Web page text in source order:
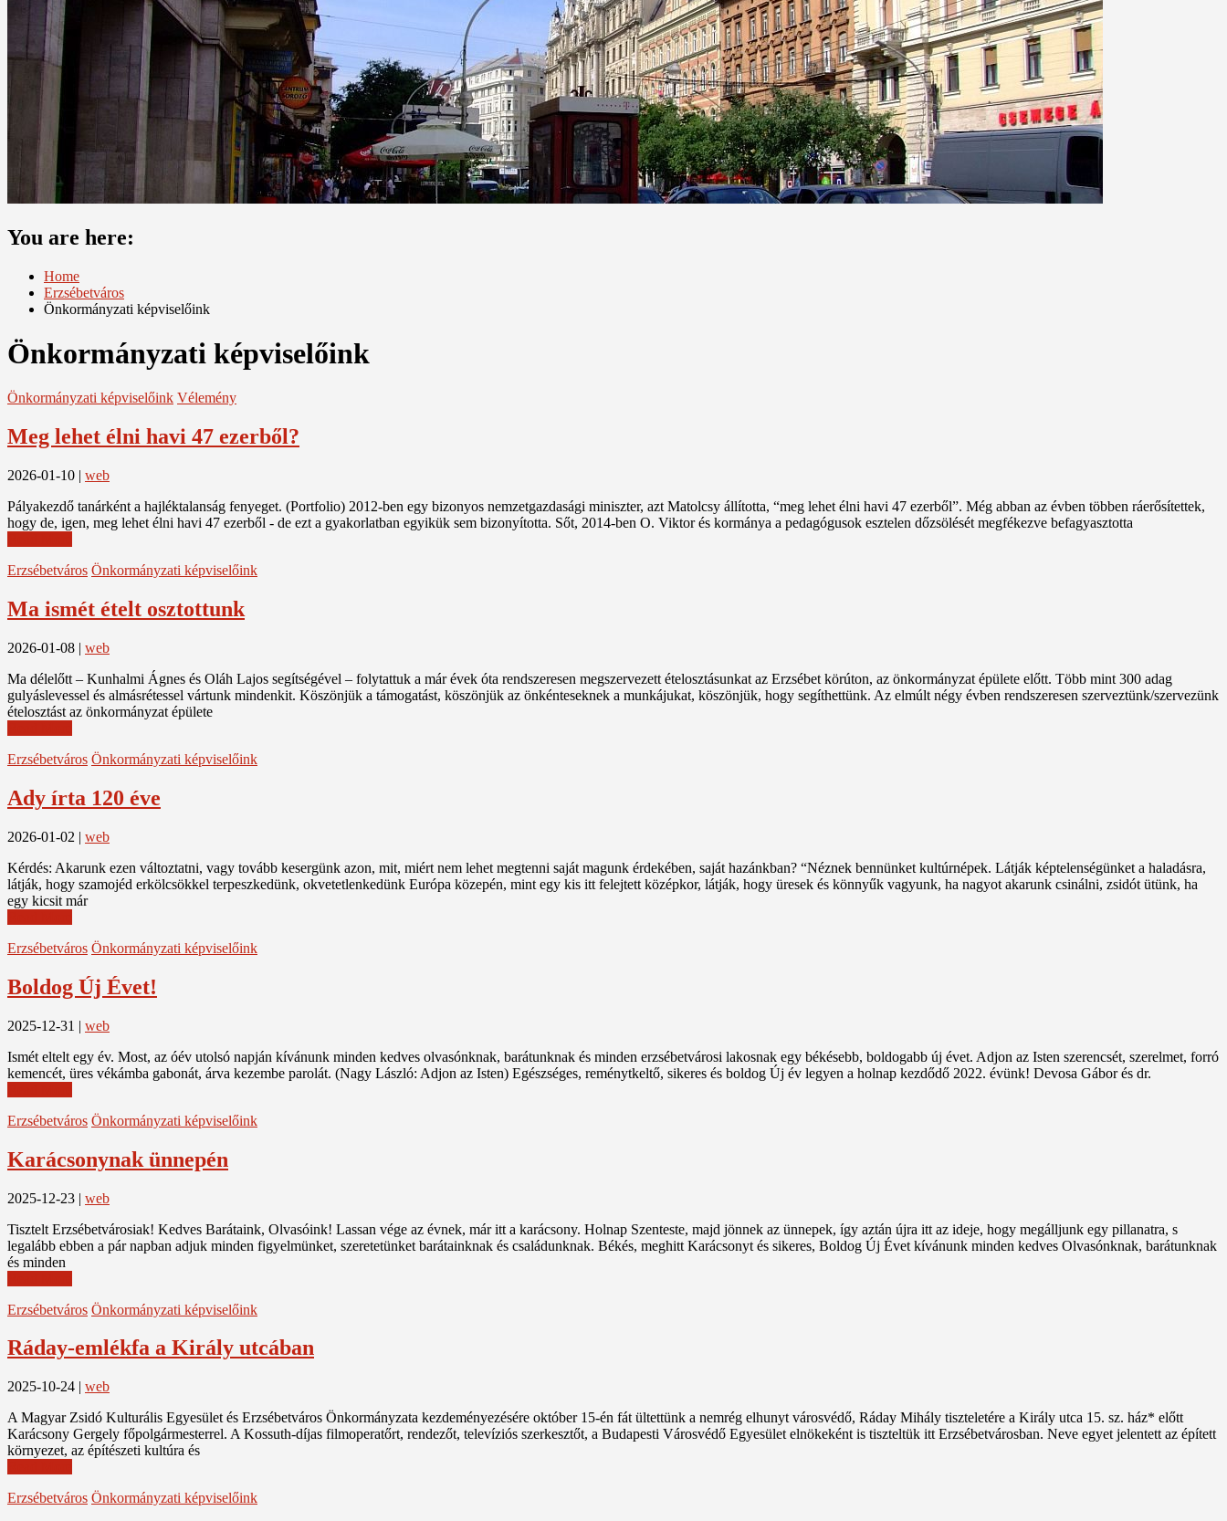
You are here:
Home
Erzsébetváros
Önkormányzati képviselőink
Önkormányzati képviselőink
Önkormányzati képviselőink Vélemény
Meg lehet élni havi 47 ezerből?
2026-01-10 | web
Pályakezdő tanárként a hajléktalanság fenyeget. (Portfolio) 2012-ben egy bizonyos nemzetgazdasági miniszter, azt Matolcsy állította, “meg lehet élni havi 47 ezerből”. Még abban az évben többen ráerősítettek,
hogy de, igen, meg lehet élni havi 47 ezerből - de ezt a gyakorlatban egyikük sem bizonyította. Sőt, 2014-ben O. Viktor és kormánya a pedagógusok esztelen dőzsölését megfékezve befagyasztotta
Erzsébetváros Önkormányzati képviselőink
Ma ismét ételt osztottunk
2026-01-08 | web
Ma délelőtt – Kunhalmi Ágnes és Oláh Lajos segítségével – folytattuk a már évek óta rendszeresen megszervezett ételosztásunkat az Erzsébet körúton, az önkormányzat épülete előtt. Több mint 300 adag
gulyáslevessel és almásrétessel vártunk mindenkit. Köszönjük a támogatást, köszönjük az önkénteseknek a munkájukat, köszönjük, hogy segíthettünk. Az elmúlt négy évben rendszeresen szerveztünk/szervezünk
ételosztást az önkormányzat épülete
Erzsébetváros Önkormányzati képviselőink
Ady írta 120 éve
2026-01-02 | web
Kérdés: Akarunk ezen változtatni, vagy tovább kesergünk azon, mit, miért nem lehet megtenni saját magunk érdekében, saját hazánkban? “Néznek bennünket kultúrnépek. Látják képtelenségünket a haladásra,
látják, hogy szamojéd erkölcsökkel terpeszkedünk, okvetetlenkedünk Európa közepén, mint egy kis itt felejtett középkor, látják, hogy üresek és könnyűk vagyunk, ha nagyot akarunk csinálni, zsidót ütünk, ha
egy kicsit már
Erzsébetváros Önkormányzati képviselőink
Boldog Új Évet!
2025-12-31 | web
Ismét eltelt egy év. Most, az óév utolsó napján kívánunk minden kedves olvasónknak, barátunknak és minden erzsébetvárosi lakosnak egy békésebb, boldogabb új évet. Adjon az Isten szerencsét, szerelmet, forró
kemencét, üres vékámba gabonát, árva kezembe parolát. (Nagy László: Adjon az Isten) Egészséges, reménytkeltő, sikeres és boldog Új év legyen a holnap kezdődő 2022. évünk! Devosa Gábor és dr.
Erzsébetváros Önkormányzati képviselőink
Karácsonynak ünnepén
2025-12-23 | web
Tisztelt Erzsébetvárosiak! Kedves Barátaink, Olvasóink! Lassan vége az évnek, már itt a karácsony. Holnap Szenteste, majd jönnek az ünnepek, így aztán újra itt az ideje, hogy megálljunk egy pillanatra, s
legalább ebben a pár napban adjuk minden figyelmünket, szeretetünket barátainknak és családunknak. Békés, meghitt Karácsonyt és sikeres, Boldog Új Évet kívánunk minden kedves Olvasónknak, barátunknak
és minden
Erzsébetváros Önkormányzati képviselőink
Ráday-emlékfa a Király utcában
2025-10-24 | web
A Magyar Zsidó Kulturális Egyesület és Erzsébetváros Önkormányzata kezdeményezésére október 15-én fát ültettünk a nemrég elhunyt városvédő, Ráday Mihály tiszteletére a Király utca 15. sz. ház* előtt
Karácsony Gergely főpolgármesterrel. A Kossuth-díjas filmoperatőrt, rendezőt, televíziós szerkesztőt, a Budapesti Városvédő Egyesület elnökeként is tiszteltük itt Erzsébetvárosban. Neve egyet jelentett az épített
környezet, az építészeti kultúra és
Erzsébetváros Önkormányzati képviselőink